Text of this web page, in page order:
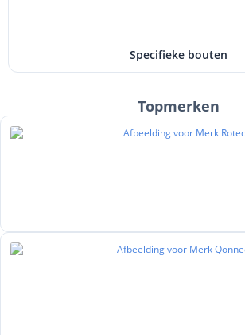
Specifieke bouten
Topmerken